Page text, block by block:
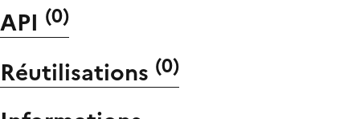
API (0)
Réutilisations (0)